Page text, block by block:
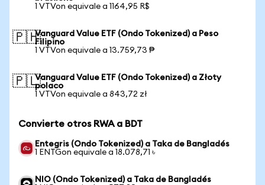
1 VTVon equivale a 1164,95 R$
🇵🇭Vanguard Value ETF (Ondo Tokenized) a Peso
Filipino
1 VTVon equivale a 13.759,73 ₱
🇵🇱Vanguard Value ETF (Ondo Tokenized) a Złoty
polaco
1 VTVon equivale a 843,72 zł
Convierte otros RWA a BDT
Entegris (Ondo Tokenized) a Taka de Bangladés
1 ENTGon equivale a 18.078,71 ৳
NIO (Ondo Tokenized) a Taka de Bangladés